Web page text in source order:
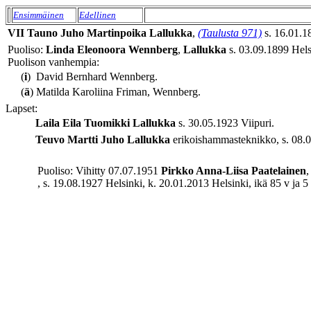
Ensimmäinen Edellinen
VII Tauno Juho Martinpoika Lallukka, (Taulusta 971) s.
Puoliso: Linda Eleonoora Wennberg, Lallukka s. 03.09.1899
Puolison vanhempia:
(i) David Bernhard Wennberg.
(ä) Matilda Karoliina Friman, Wennberg.
Lapset:
Laila Eila Tuomikki Lallukka s. 30.05.1923 Viipuri.
Teuvo Martti Juho Lallukka erikoishammasteknikko, s.
Puoliso: Vihitty 07.07.1951 Pirkko Anna-Liisa Paatelainen,
, s. 19.08.1927 Helsinki, k. 20.01.2013 Helsinki, ikä 85 v ja